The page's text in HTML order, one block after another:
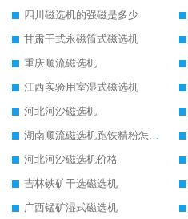
四川磁选机的强磁是多少
甘肃干式永磁筒式磁选机
重庆顺流磁选机
江西实验用室湿式磁选机
河北河沙磁选机
湖南顺流磁选机跑铁精粉怎么处理
河北河沙磁选机价格
吉林铁矿干选磁选机
广西锰矿湿式磁选机